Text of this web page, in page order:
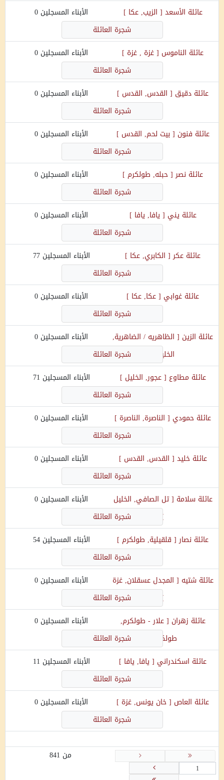
عائلة الأسعد [ الزيب, عكا ] الأبناء المسجلين 0
شجرة العائلة
عائلة الناموس [غزة , غزة ] الأبناء المسجلين 0
شجرة العائلة
عائلة دقيق [ القدس, القدس ] الأبناء المسجلين 0
شجرة العائلة
عائلة فنون [ بيت لحم, القدس ] الأبناء المسجلين 0
شجرة العائلة
عائلة نصر[حبله, طولكرم ] الأبناء المسجلين 0
شجرة العائلة
عائلة يني [ يافا, يافا ] الأبناء المسجلين 0
شجرة العائلة
عائلة عكر [ الكابري, عكا ] الأبناء المسجلين77
شجرة العائلة
عائلة غوابي [عكا, عكا ] الأبناء المسجلين 0
شجرة العائلة
عائلة الزين [ الظاهريه / الضاهرية,
الخليل
الأبناء المسجلين 0
شجرة العائلة
عائلة مطاوع [ عجور, الخليل ] الأبناء المسجلين 71
شجرة العائلة
عائلة حمودي [ الناصرة, الناصرة ] الأبناء المسجلين 0
شجرة العائلة
عائلةخليد [ القدس, القدس ] الأبناء المسجلين 0
شجرة العائلة
عائلةسلامة [ تل الصافي, الخليل
]
الأبناء المسجلين 0
شجرة العائلة
عائلة نصار[ قلقيلية, طولكرم ] الأبناء المسجلين54
شجرة العائلة
عائلةشتيه [ المجدل عسقلان, غزة
]
الأبناء المسجلين 0
شجرة العائلة
عائلة زهران [ علار - طولكرم,
طولكرم
الأبناء المسجلين 0
شجرة العائلة
عائلة اسكندراني [ يافا, يافا ] الأبناء المسجلين 11
شجرة العائلة
عائلة العاص [خان يونس, غزة ] الأبناء المسجلين 0
شجرة العائلة
من 841